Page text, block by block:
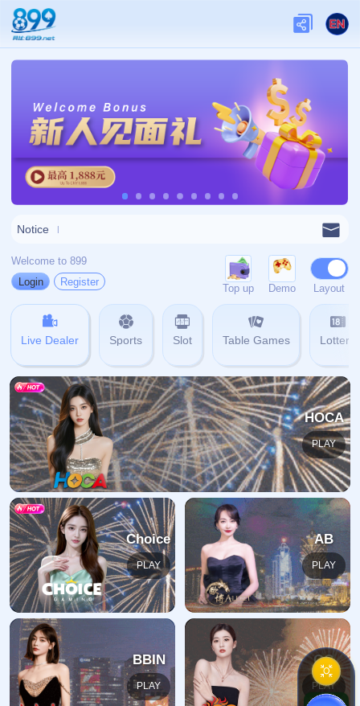
关于我们
关于九游娱乐
查看更多
网站首页 404
地址:
福建省漳州市芗城区石亭镇